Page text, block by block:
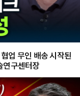
업 무인 배송 시작된
연구센터장